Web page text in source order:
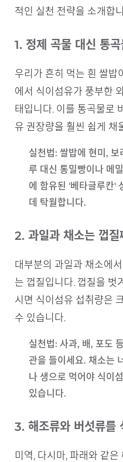
적인 실천 전략을 소개합
1. 정제 곡물 대신 통
우리가 흔히 먹는 흰 쌀밥
에서 식이섬유가 풍부한
태입니다. 이를 통곡물로
유 권장량을 훨씬 쉽게 채
실천법: 쌀밥에 현미,
루 대신 통밀빵이나 메
에 함유된 '베타글루칸'
데 탁월합니다.
2. 과일과 채소는 껍질
대부분의 과일과 채소에
는 껍질입니다. 껍질을 벗
시면 식이섬유 섭취량은
수 있습니다.
실천법: 사과, 배, 포도
관을 들이세요. 채소는
나 생으로 먹어야 식이
있습니다.
3. 해조류와 버섯류를
미역, 다시마, 파래와 같